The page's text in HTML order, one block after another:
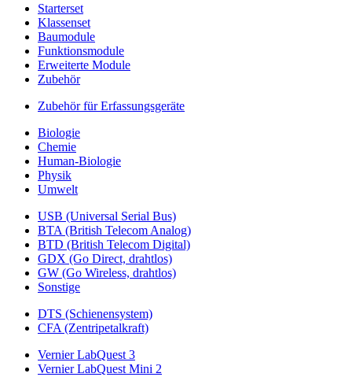
Starterset
Klassenset
Baumodule
Funktionsmodule
Erweiterte Module
Zubehör
Zubehör für Erfassungsgeräte
Biologie
Chemie
Human-Biologie
Physik
Umwelt
USB (Universal Serial Bus)
BTA (British Telecom Analog)
BTD (British Telecom Digital)
GDX (Go Direct, drahtlos)
GW (Go Wireless, drahtlos)
Sonstige
DTS (Schienensystem)
CFA (Zentripetalkraft)
Vernier LabQuest 3
Vernier LabQuest Mini 2